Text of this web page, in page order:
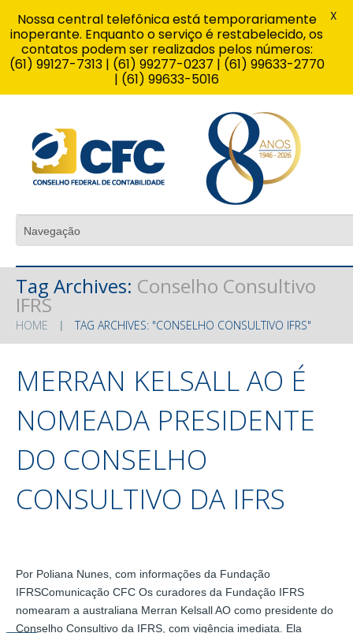
Tag Archives: Conselho Consultivo
IFRS
HOME TAG ARCHIVES: "CONSELHO CONSULTIVO IFRS"
MERRAN KELSALL AO É
NOMEADA PRESIDENTE
DO CONSELHO
CONSULTIVO DA IFRS
Por Poliana Nunes, com informações da Fundação
IFRSComunicação CFC Os curadores da Fundação IFRS
nomearam a australiana Merran Kelsall AO como presidente do
Conselho Consultivo da IFRS, com vigência imediata. Ela
Nossa central telefônica está temporariamente
inoperante. Enquanto o serviço é restabelecido, os
contatos podem ser realizados pelos números:
(61) 99127-7313 | (61) 99277-0237 | (61) 99633-2770
| (61) 99633-5016
X